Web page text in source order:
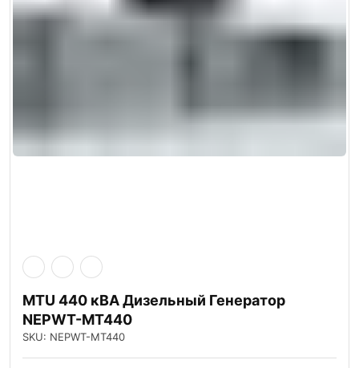
MTU 440 кВА Дизельный Генератор
NEPWT-MT440
SKU: NEPWT-MT440